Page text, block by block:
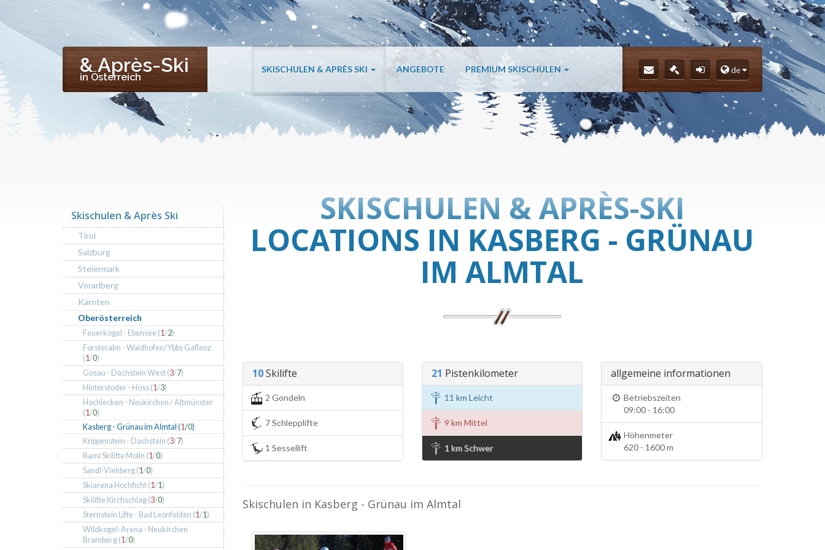
& Après-Ski
in Österreich
SKISCHULEN & APRÈS SKI ANGEBOTE PREMIUM SKISCHULEN de
SKISCHULEN & APRÈS-SKI
LOCATIONS IN KASBERG - GRÜNAU
IM ALMTAL
10Skilifte
2 Gondeln
7 Schlepplifte
1 Sessellift
21 Pistenkilometer
11 km Leicht
9 km Mittel
1 km Schwer
allgemeine informationen
Betriebszeiten
09:00 - 16:00
Höhenmeter
620 - 1600 m
Skischulen in Kasberg - Grünau im Almtal
Skischulen & Après Ski
Tirol
Salzburg
Steiermark
Vorarlberg
Kärnten
Oberösterreich
Feuerkogel - Ebensee (1/2)
Forsteralm - Waidhofen/Ybbs Gaflenz
(1/0)
Gosau - Dachstein West (3/7)
Hinterstoder - Höss (1/3)
Hochlecken - Neukirchen / Altmünster
(1/0)
Kasberg - Grünau im Almtal (1/0)
Krippenstein - Dachstein (3/7)
Raml Skilifte Molln (1/0)
Sandl-Viehberg (1/0)
Skiarena Hochficht (1/1)
Skilifte Kirchschlag (3/0)
Sternstein Lifte - Bad Leonfelden (1/1)
Wildkogel-Arena - Neukirchen
Bramberg (1/0)